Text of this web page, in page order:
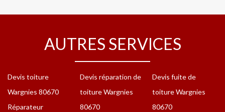
AUTRES SERVICES
Devis toiture
Wargnies 80670
Réparateur
Devis réparation de
toiture Wargnies
80670
Devis fuite de
toiture Wargnies
80670